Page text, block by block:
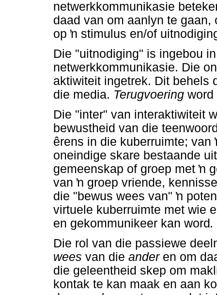
netwerkkommunikasie
daad van om aanlyn te
op ŉ stimulus en/of
Die "uitnodiging" is ingebou
netwerkkommunikasie. Die
aktiwiteit ingetrek. Dit behels
die media. Terugvoering word
Die "inter" van interaktiwiteit
bewustheid van die
êrens in die kuberruimte; van
oneindige skare bestaande
gemeenskap of groep met ŉ
van ŉ groep vriende,
die "bewus wees van" ŉ
virtuele kuberruimte met wie
en gekommunikeer kan word.
Die rol van die passiewe
wees van die anderen om
die geleentheid skep om
kontak te kan maak en aan